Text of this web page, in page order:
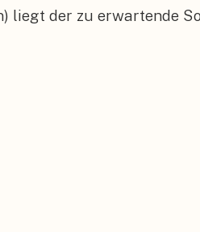
liegt der zu erwartende